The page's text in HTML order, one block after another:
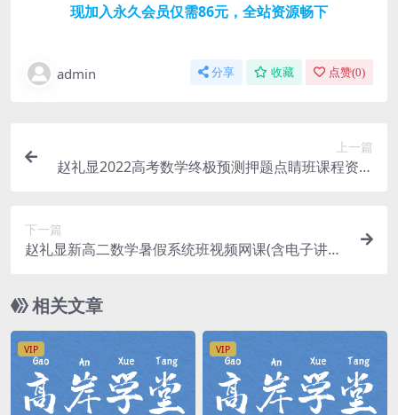
现加入永久会员仅需86元，全站资源畅下
admin 分享 收藏 点赞(0)
上一篇
赵礼显2022高考数学终极预测押题点睛班课程资源
下一篇
赵礼显新高二数学暑假系统班视频网课(含电子讲义)
相关文章
VIP VIP